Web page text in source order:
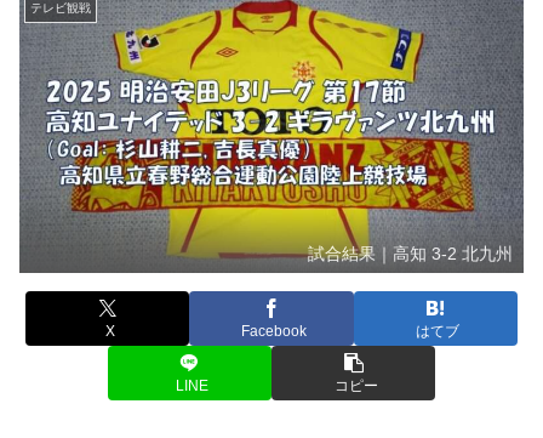
テレビ観戦
試合結果｜高知 3-2 北九州
X Facebook はてブ
LINE コピー